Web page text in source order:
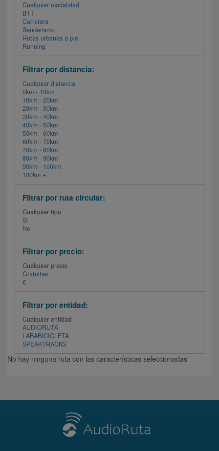
Cualquier modalidad
BTT
Carretera
Senderismo
Rutas urbanas a pie
Running
Filtrar por distancia:
Cualquier distancia
0km - 10km
10km - 20km
20km - 30km
30km - 40km
40km - 50km
50km - 60km
60km - 70km
70km - 80km
80km - 90km
90km - 100km
100km +
Filtrar por ruta circular:
Cualquier tipo
Si
No
Filtrar por precio:
Cualquier precio
Gratuitas
€
Filtrar por entidad:
Cualquier entidad
AUDIORUTA
LABABICICLETA
SPEAKTRACKS
No hay ninguna ruta con las características seleccionadas